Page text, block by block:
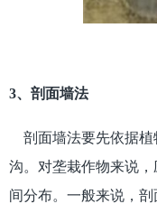
3、剖面墙法
剖面墙法要先依据植
沟。对垄栽作物来说
间分布。一般来说，